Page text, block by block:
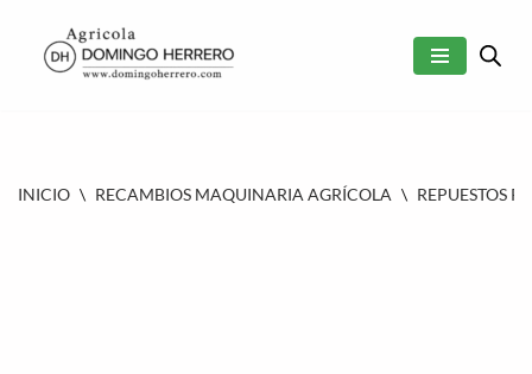
SALTAR
INICIO \ RECAMBIOS MAQUINARIA AGRÍCOLA \ REPUESTOS